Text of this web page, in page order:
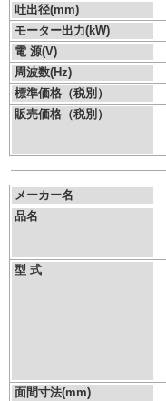
吐出径(mm)
モーター出力(kW)
電 源(V)
周波数(Hz)
標準価格（税別）
販売価格（税別）
メーカー名
品名
型 式
面間寸法(mm)